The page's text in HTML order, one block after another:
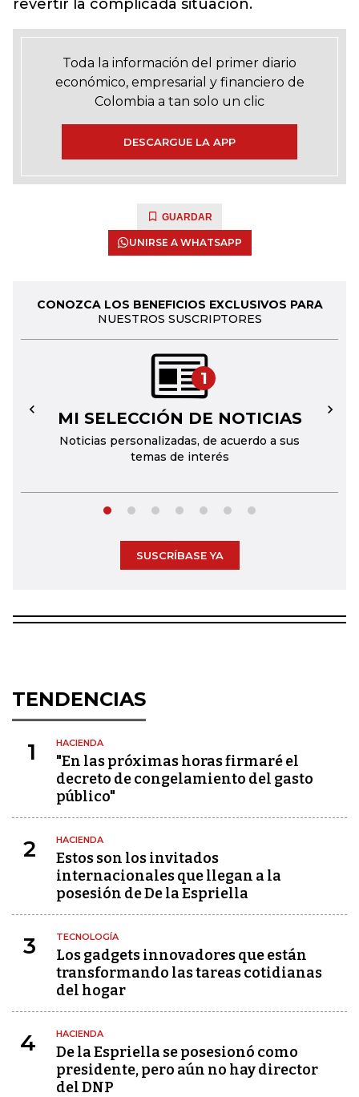
revertir la complicada situación.
Toda la información del primer diario
económico, empresarial y financiero de
Colombia a tan solo un clic
DESCARGUE LA APP
GUARDAR
UNIRSE A WHATSAPP
CONOZCA LOS BENEFICIOS EXCLUSIVOS PARA
NUESTROS SUSCRIPTORES
1
MI SELECCIÓN DE NOTICIAS
Noticias personalizadas, de acuerdo a sus
temas de interés
← →
SUSCRÍBASE YA
TENDENCIAS
1 HACIENDA
"En las próximas horas firmaré el
decreto de congelamiento del gasto
público"
2 HACIENDA
Estos son los invitados
internacionales que llegan a la
posesión de De la Espriella
3 TECNOLOGÍA
Los gadgets innovadores que están
transformando las tareas cotidianas
del hogar
4 HACIENDA
De la Espriella se posesionó como
presidente, pero aún no hay director
del DNP